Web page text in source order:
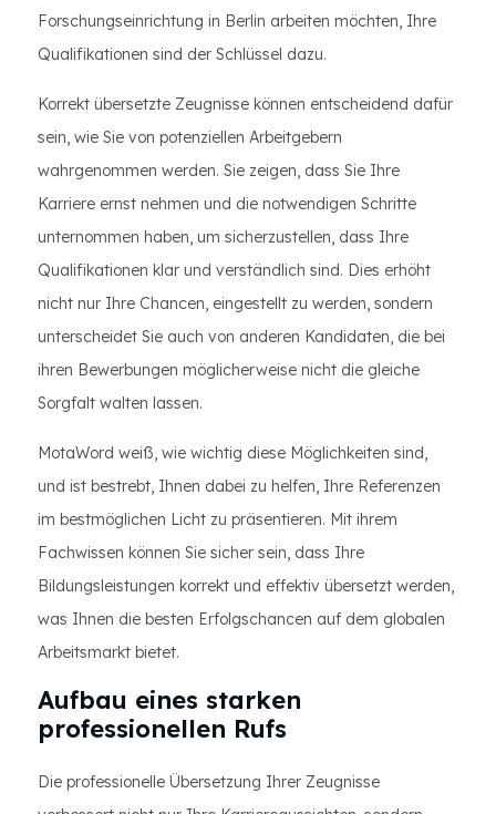
Forschungseinrichtung in Berlin arbeiten möchten, Ihre
Qualifikationen sind der Schlüssel dazu.
Korrekt übersetzte Zeugnisse können entscheidend dafür
sein, wie Sie von potenziellen Arbeitgebern
wahrgenommen werden. Sie zeigen, dass Sie Ihre
Karriere ernst nehmen und die notwendigen Schritte
unternommen haben, um sicherzustellen, dass Ihre
Qualifikationen klar und verständlich sind. Dies erhöht
nicht nur Ihre Chancen, eingestellt zu werden, sondern
unterscheidet Sie auch von anderen Kandidaten, die bei
ihren Bewerbungen möglicherweise nicht die gleiche
Sorgfalt walten lassen.
MotaWord weiß, wie wichtig diese Möglichkeiten sind,
und ist bestrebt, Ihnen dabei zu helfen, Ihre Referenzen
im bestmöglichen Licht zu präsentieren. Mit ihrem
Fachwissen können Sie sicher sein, dass Ihre
Bildungsleistungen korrekt und effektiv übersetzt werden,
was Ihnen die besten Erfolgschancen auf dem globalen
Arbeitsmarkt bietet.
Aufbau eines starken
professionellen Rufs
Die professionelle Übersetzung Ihrer Zeugnisse